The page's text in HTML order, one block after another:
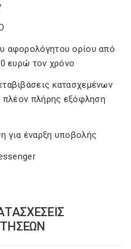
αφορολόγητου ορίου από
ευρώ τον χρόνο
κατασχεμένων
πλέον πλήρης εξόφληση
για έναρξη υποβολής